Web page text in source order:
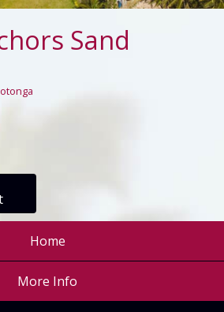
Sand
Home
More Info